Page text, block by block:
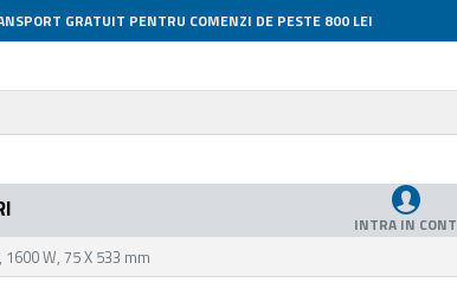
GRATUIT PENTRU COMENZI DE PESTE 800 LEI
INTRA IN CONT
W, 75 X 533 mm